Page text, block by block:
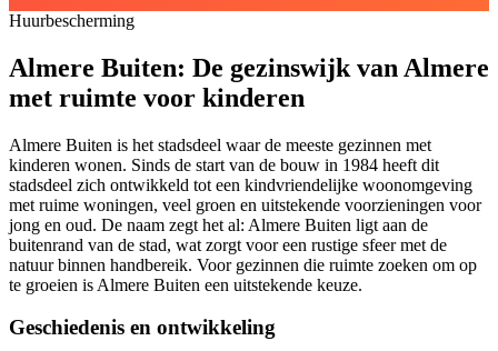
Huurbescherming
Almere Buiten: De gezinswijk van Almere
met ruimte voor kinderen
Almere Buiten is het stadsdeel waar de meeste gezinnen met
kinderen wonen. Sinds de start van de bouw in 1984 heeft dit
stadsdeel zich ontwikkeld tot een kindvriendelijke woonomgeving
met ruime woningen, veel groen en uitstekende voorzieningen voor
jong en oud. De naam zegt het al: Almere Buiten ligt aan de
buitenrand van de stad, wat zorgt voor een rustige sfeer met de
natuur binnen handbereik. Voor gezinnen die ruimte zoeken om op
te groeien is Almere Buiten een uitstekende keuze.
Geschiedenis en ontwikkeling